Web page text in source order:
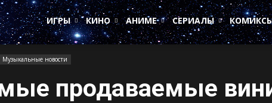
ИГРЫ
КИНО АНИМЕ СЕРИАЛЫ
Музыкальные новости
продаваемые